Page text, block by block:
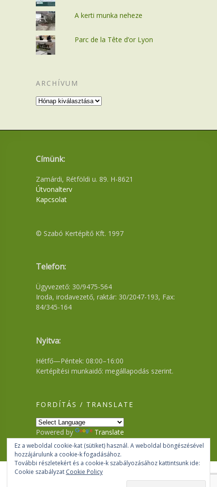
A kerti munka neheze
Parc de la Tête d’or Lyon
ARCHÍVUM
Archívum
Címünk:
Zamárdi, Rétföldi u. 89. H-8621
Útvonalterv
Kapcsolat
© Szabó Kertépítő Kft. 1997
Telefon:
Ügyvezető: 30/9475-564
Iroda, irodavezető, raktár: 30/2047-193, Fax:
84/345-164
Nyitva:
Hétfő—Péntek: 08:00–16:00
Kertépítési munkaidő: megállapodás szerint.
FORDÍTÁS / TRANSLATE
Powered by Translate
Ez a weboldal cookie-kat (sütiket) használ. A weboldal böngészésével
hozzájárulunk a cookie-k fogadásához.
További részletekért és a cookie-k szabályozásához kattintsunk ide:
Cookie szabályzat Cookie Policy